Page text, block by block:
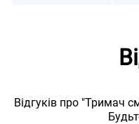
Відгуків про "Тримач